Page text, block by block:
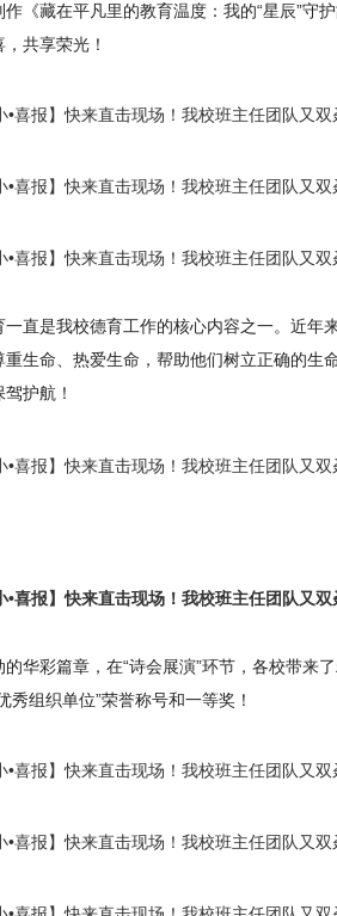
《藏在平凡里的教育温度：我的“星辰”守
共享荣光！
一直是我校德育工作的核心内容之一。近年
重生命、热爱生命，帮助他们树立正确的生
护航！
的华彩篇章，在“诗会展演”环节，各校带来
秀组织单位”荣誉称号和一等奖！